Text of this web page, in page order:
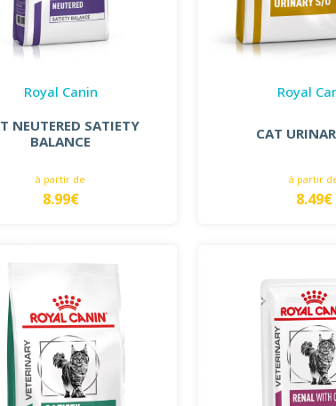
Royal Canin
NEUTERED SATIETY
BALANCE
à partir de
8.99€
Royal
CAT
à partir
8.49€